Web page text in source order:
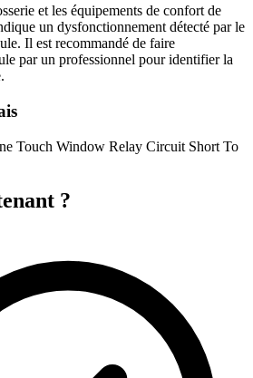
et les équipements de confort de
un dysfonctionnement détecté par le
Il est recommandé de faire
par un professionnel pour identifier la
Touch Window Relay Circuit Short To
?